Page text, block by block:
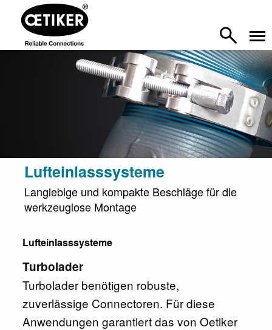
Lufteinlasssysteme
Langlebige und kompakte Beschläge für die
werkzeuglose Montage
Lufteinlasssysteme
Turbolader
Turbolader benötigen robuste,
zuverlässige Connectoren. Für diese
Anwendungen garantiert das von Oetiker